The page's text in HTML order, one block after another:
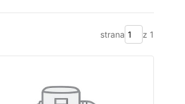
strana z 1